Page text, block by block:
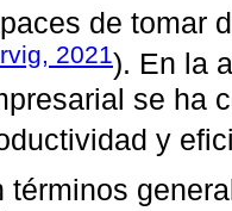
de tomar
2021). En la
se ha
y
términos